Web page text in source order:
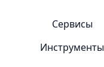
Сервисы
Инструменты